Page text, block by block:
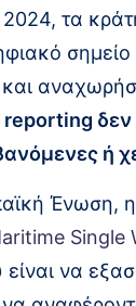
2024, τα
reporting δεν
ή
Ένωση, η
Single
είναι να